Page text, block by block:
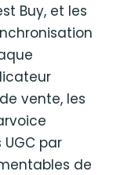
Buy, et les
vente, les
par
de